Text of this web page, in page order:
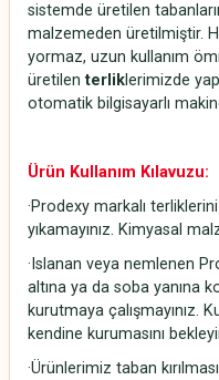
sistemde üretilen
malzemeden üretilmiştir.
yormaz, uzun kullanım
üretilenterliklerimizde
otomatik bilgisayarlı
Ürün Kullanım Kılavuzu:
·Prodexy markalı
yıkamayınız. Kimyasal
·Islanan veya nemlenen
altına ya da soba yanına
kurutmaya çalışmayınız.
kendine kurumasını
·Ürünlerimiz taban